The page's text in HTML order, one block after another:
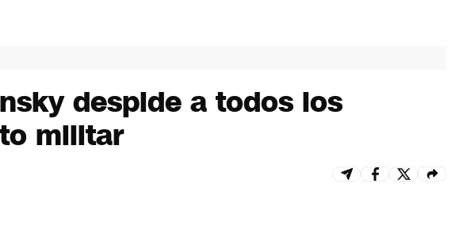
despide a todos los
militar